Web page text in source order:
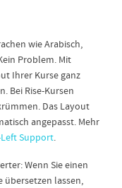
wie Arabisch,
Problem. Mit
Ihrer Kurse ganz
Bei Rise-Kursen
Das Layout
angepasst. Mehr
Left Support.
Wenn Sie einen
übersetzen lassen,